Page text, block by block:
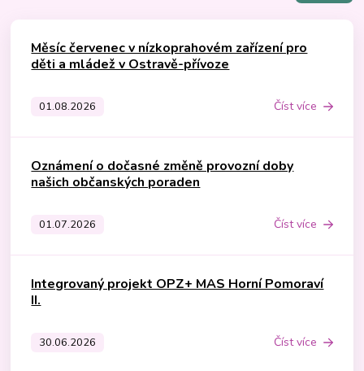
Měsíc červenec v nízkoprahovém zařízení pro
děti a mládež v Ostravě-přívoze
01.08.2026 Číst více
Oznámení o dočasné změně provozní doby
našich občanských poraden
01.07.2026 Číst více
Integrovaný projekt OPZ+ MAS Horní Pomoraví
II.
30.06.2026 Číst více